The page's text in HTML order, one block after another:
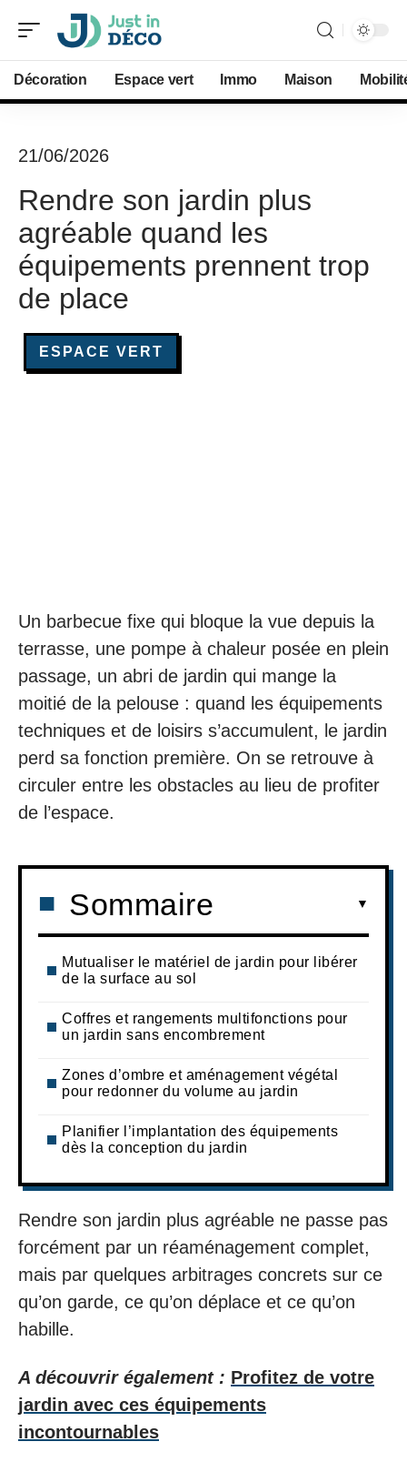
Décoration Espace vert Immo Maison
21/06/2026
Rendre son jardin plus
agréable quand les
équipements prennent trop
de place
ESPACE VERT
Un barbecue fixe qui bloque la vue depuis la
terrasse, une pompe à chaleur posée en plein
passage, un abri de jardin qui mange la
moitié de la pelouse : quand les équipements
techniques et de loisirs s’accumulent, le jardin
perd sa fonction première. On se retrouve à
circuler entre les obstacles au lieu de profiter
de l’espace.
Sommaire
Mutualiser le matériel de jardin pour libérer
de la surface au sol
Coffres et rangements multifonctions pour
un jardin sans encombrement
Zones d’ombre et aménagement végétal
pour redonner du volume au jardin
Planifier l’implantation des équipements
dès la conception du jardin
Rendre son jardin plus agréable ne passe pas
forcément par un réaménagement complet,
mais par quelques arbitrages concrets sur ce
qu’on garde, ce qu’on déplace et ce qu’on
habille.
A découvrir également : Profitez de votre
jardin avec ces équipements
incontournables